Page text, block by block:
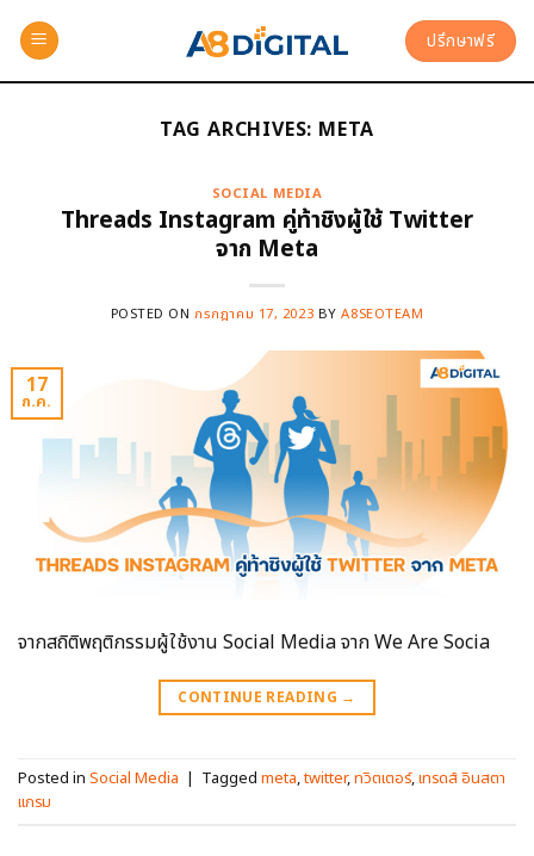
ปรึกษาฟรี
TAG ARCHIVES: META
SOCIAL MEDIA
Threads Instagram คู่ท้าชิงผู้ใช้ Twitter
จาก Meta
POSTED ON กรกฎาคม 17, 2023 BYA8SEOTEAM
17
ก.ค.
จากสถิติพฤติกรรมผู้ใช้งาน Social Media จาก We Are Socia
CONTINUE READING →
Posted in Social Media | Tagged meta,twitter,ทวิตเตอร์,เทรดส์ อินสตา
แกรม